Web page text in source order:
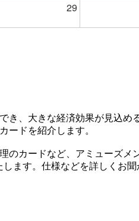
29
き、大きな経済効果が見込
ードを紹介します。
のカードなど、アミューズ
ます。仕様などを詳しくお聞